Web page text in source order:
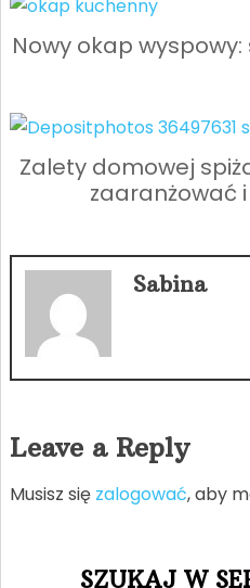
Nowy okap
Zalety domowej
zaaranżować
Sabina
Leave a Reply
Musisz się zalogować, aby
SZUKAJ W